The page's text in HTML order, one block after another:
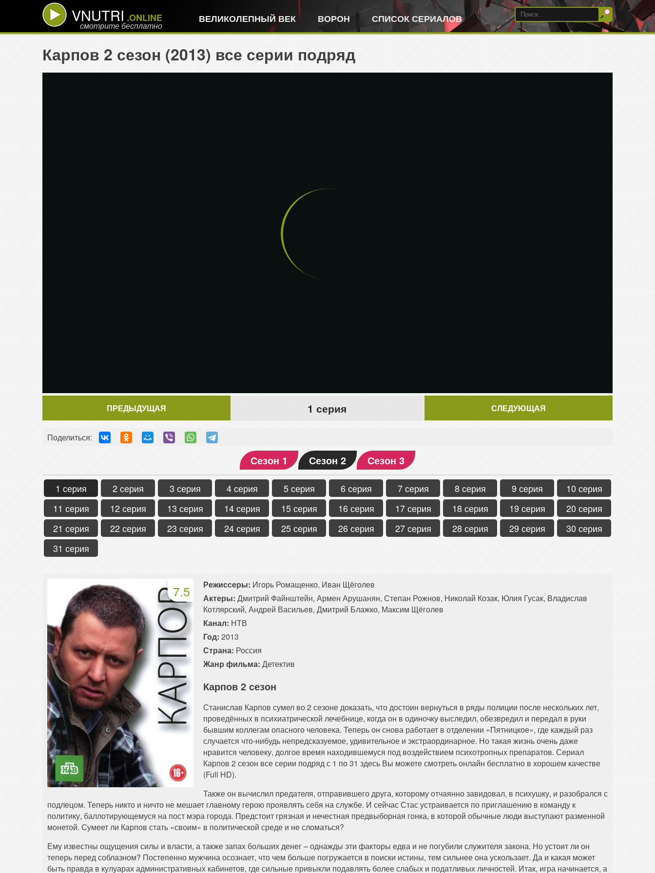
VNUTRI .ONLINE
смотрите бесплатно
ВЕЛИКОЛЕПНЫЙ ВЕК ВОРОН СПИСОК СЕРИАЛОВ
Карпов 2 сезон (2013) все серии подряд
ПРЕДЫДУЩАЯ 1 серия СЛЕДУЮЩАЯ
Поделиться:
Сезон 1 Сезон 2 Сезон 3
1 серия 2 серия 3 серия 4 серия 5 серия 6 серия 7 серия 8 серия 9 серия
10 серия
11 серия
12 серия 13 серия 14 серия 15 серия 16 серия 17 серия 18 серия 19 серия
20 серия
21 серия
22 серия 23 серия 24 серия 25 серия 26 серия 27 серия 28 серия 29 серия
30 серия
31 серия
7.5 Режиссеры: Игорь Ромащенко, Иван Щёголев
Актеры: Дмитрий Файнштейн, Армен Арушанян, Степан Рожнов, Николай Козак, Юлия Гусак, Владислав
Котлярский, Андрей Васильев, Дмитрий Блажко, Максим Щёголев
Канал: НТВ
Год: 2013
Страна: Россия
Жанр фильма: Детектив
Карпов 2 сезон
Станислав Карпов сумел во 2 сезоне доказать, что достоин вернуться в ряды полиции после нескольких лет,
проведённых в психиатрической лечебнице, когда он в одиночку выследил, обезвредил и передал в руки
бывшим коллегам опасного человека. Теперь он снова работает в отделении «Пятницкое», где каждый раз
случается что-нибудь непредсказуемое, удивительное и экстраординарное. Но такая жизнь очень даже
нравится человеку, долгое время находившемуся под воздействием психотропных препаратов. Сериал
Карпов 2 сезон все серии подряд с 1 по 31 здесь Вы можете смотреть онлайн бесплатно в хорошем качестве
(Full HD).
Также он вычислил предателя, отправившего друга, которому отчаянно завидовал, в психушку, и разобрался с
подлецом. Теперь никто и ничто не мешает главному герою проявлять себя на службе. И сейчас Стас устраивается по приглашению в команду к
политику, баллотирующемуся на пост мэра города. Предстоит грязная и нечестная предвыборная гонка, в которой обычные люди выступают разменной
монетой. Сумеет ли Карпов стать «своим» в политической среде и не сломаться?
Ему известны ощущения силы и власти, а также запах больших денег – однажды эти факторы едва и не погубили служителя закона. Но устоит ли он
теперь перед соблазном? Постепенно мужчина осознает, что чем больше погружается в поиски истины, тем сильнее она ускользает. Да и какая может
быть правда в кулуарах административных кабинетов, где сильные привыкли подавлять более слабых и податливых личностей. Итак, игра начинается, а